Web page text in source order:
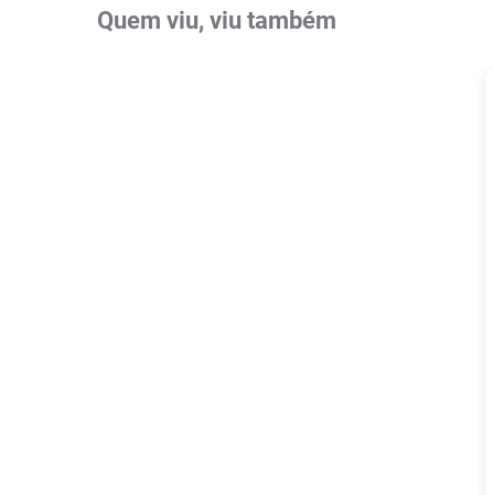
Quem viu, viu também